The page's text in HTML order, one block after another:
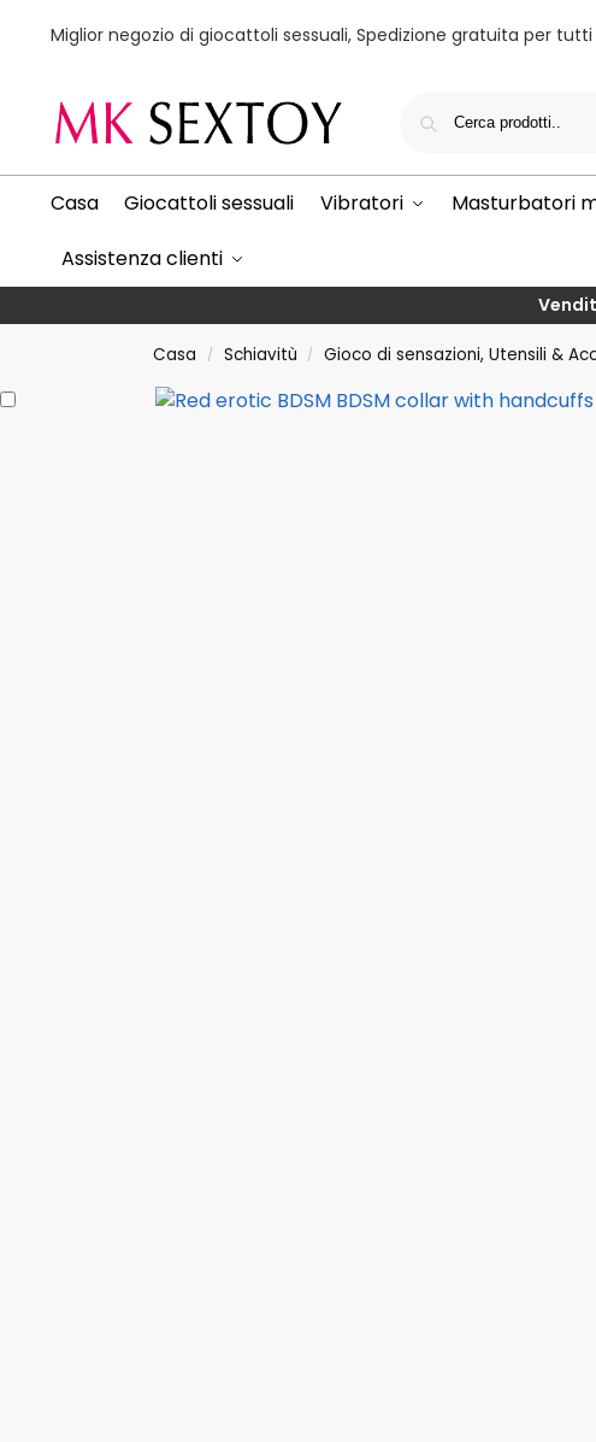
Miglior negozio di giocattoli sessuali, Spedizione gratuita per tutti
Casa Giocattoli sessuali Vibratori Masturbatori
Assistenza clienti
Casa / Schiavitù / Gioco di sensazioni, Utensili &